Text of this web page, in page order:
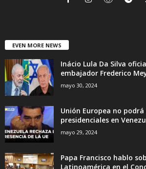
EVEN MORE NEWS
Inácio Lula Da Silva
embajador Frederico
mayo 30, 2024
Unión Europea no
presidenciales en
mayo 29, 2024
Papa Francisco hablo
Latinoamérica en el